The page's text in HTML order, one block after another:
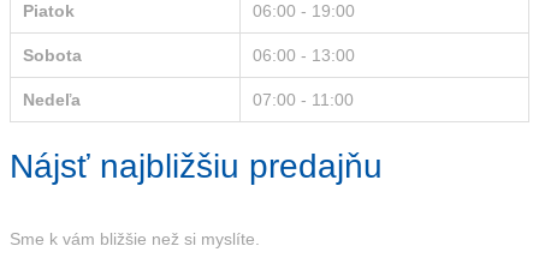
Piatok 06:00 - 19:00
Sobota 06:00 - 13:00
Nedeľa 07:00 - 11:00
Nájsť najbližšiu predajňu
Sme k vám bližšie než si myslíte.